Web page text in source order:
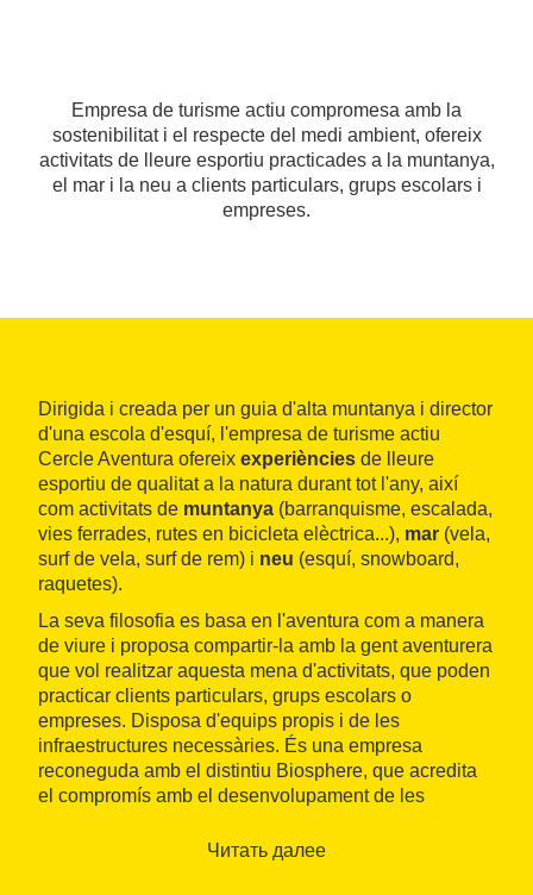
Empresa de turisme actiu compromesa amb la
sostenibilitat i el respecte del medi ambient, ofereix
activitats de lleure esportiu practicades a la muntanya,
el mar i la neu a clients particulars, grups escolars i
empreses.
Dirigida i creada per un guia d'alta muntanya i director
d'una escola d'esquí, l'empresa de turisme actiu
Cercle Aventura ofereix experiències de lleure
esportiu de qualitat a la natura durant tot l'any, així
com activitats de muntanya (barranquisme, escalada,
vies ferrades, rutes en bicicleta elèctrica...), mar (vela,
surf de vela, surf de rem) i neu (esquí, snowboard,
raquetes).
La seva filosofia es basa en l'aventura com a manera
de viure i proposa compartir-la amb la gent aventurera
que vol realitzar aquesta mena d'activitats, que poden
practicar clients particulars, grups escolars o
empreses. Disposa d'equips propis i de les
infraestructures necessàries. És una empresa
reconeguda amb el distintiu Biosphere, que acredita
el compromís amb el desenvolupament de les
Читать далее